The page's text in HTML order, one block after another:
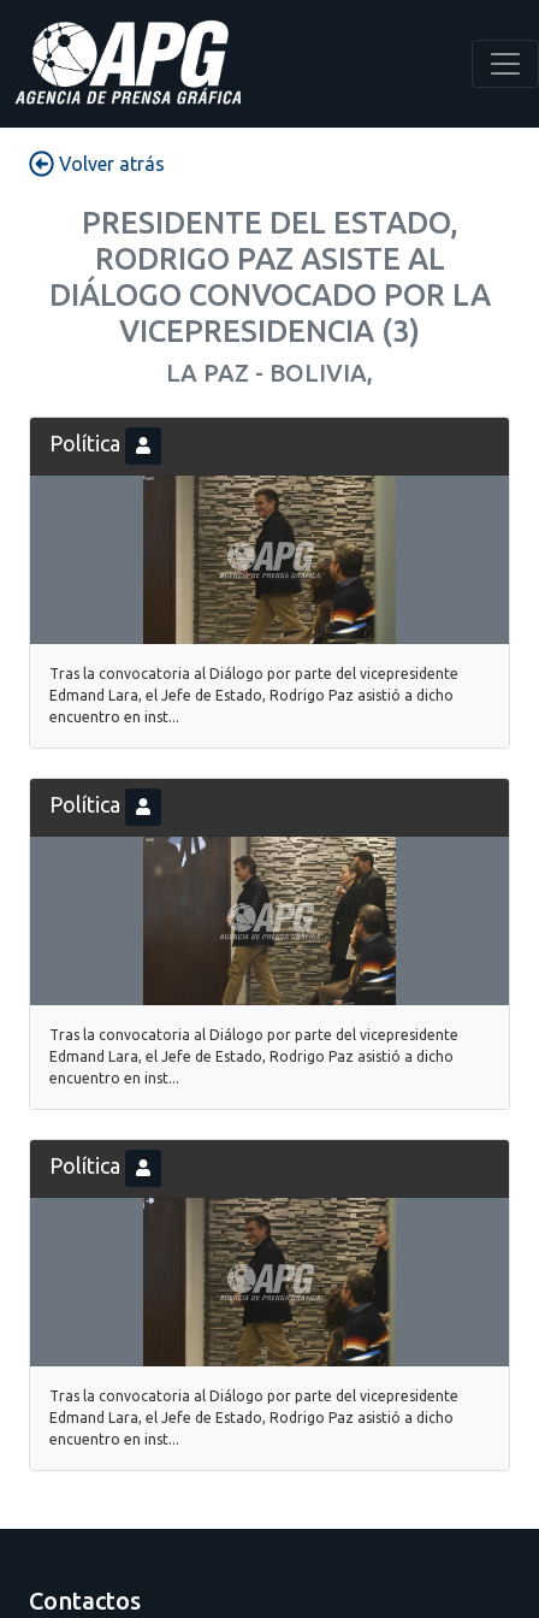
Volver atrás
PRESIDENTE DEL ESTADO,
RODRIGO PAZ ASISTE AL
DIÁLOGO CONVOCADO POR LA
VICEPRESIDENCIA (3)
LA PAZ - BOLIVIA,
Política
Tras la convocatoria al Diálogo por parte del vicepresidente
Edmand Lara, el Jefe de Estado, Rodrigo Paz asistió a dicho
encuentro en inst...
Política
Tras la convocatoria al Diálogo por parte del vicepresidente
Edmand Lara, el Jefe de Estado, Rodrigo Paz asistió a dicho
encuentro en inst...
Política
Tras la convocatoria al Diálogo por parte del vicepresidente
Edmand Lara, el Jefe de Estado, Rodrigo Paz asistió a dicho
encuentro en inst...
Contactos